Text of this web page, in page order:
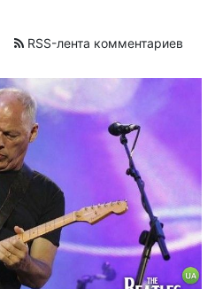
RSS-лента комментариев